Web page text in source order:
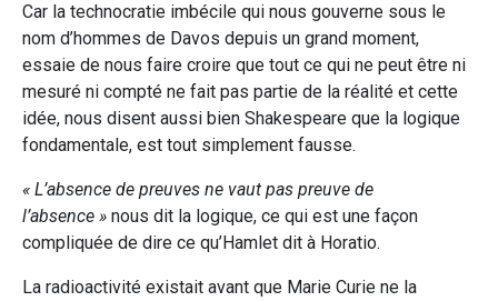
Car la technocratie imbécile qui nous gouverne sous le
nom d’hommes de Davos depuis un grand moment,
essaie de nous faire croire que tout ce qui ne peut être ni
mesuré ni compté ne fait pas partie de la réalité et cette
idée, nous disent aussi bien Shakespeare que la logique
fondamentale, est tout simplement fausse.
« L’absence de preuves ne vaut pas preuve de
l’absence » nous dit la logique, ce qui est une façon
compliquée de dire ce qu’Hamlet dit à Horatio.
La radioactivité existait avant que Marie Curie ne la